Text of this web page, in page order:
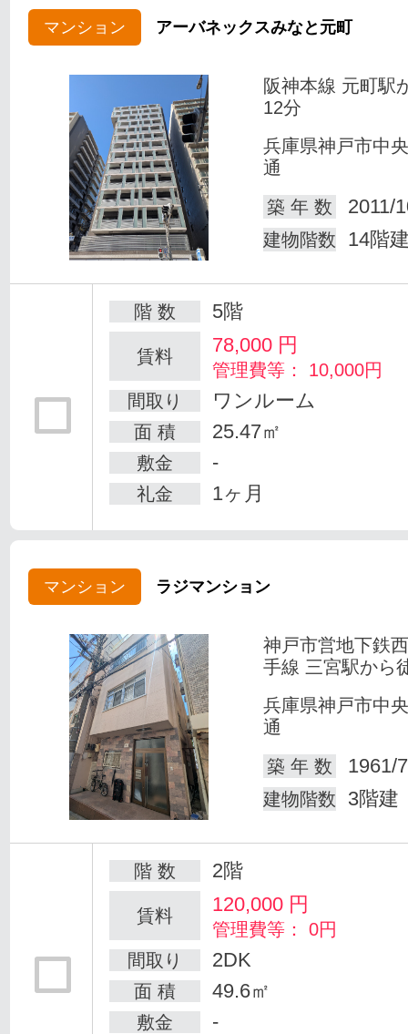
マンション アーバネックスみなと元町
阪神本線 元町駅
12分
兵庫県神戸市中
通
築 年 数
2011/
建物階数 14階
階 数 5階
賃料 78,000 円
管理費等： 10,000円
間取り
ワンルーム
面 積 25.47㎡
敷金 -
礼金 1ヶ月
マンション ラジマンション
神戸市営地下鉄
手線 三宮駅から
兵庫県神戸市中
通
築 年 数
1961/
建物階数 3階建
階 数 2階
賃料 120,000 円
管理費等： 0円
間取り
2DK
面 積 49.6㎡
敷金 -